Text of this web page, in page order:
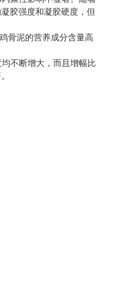
胶强度和凝胶硬度，但
骨泥的营养成分含量高
不断增大，而且增幅比